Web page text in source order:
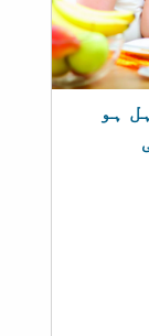
ہو